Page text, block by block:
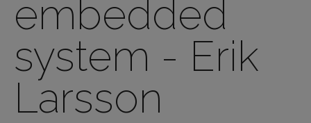
embedded
system - Erik
Larsson